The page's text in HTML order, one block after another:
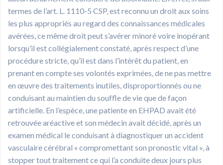
termes de l’art. L. 1110-5 CSP, est reconnu un droit aux soins
les plus appropriés au regard des connaissances médicales
avérées, ce même droit peut s’avérer minoré voire inopérant
lorsqu’il est collégialement constaté, après respect d’une
procédure stricte, qu’il est dans l’intérêt du patient, en
prenant en compte ses volontés exprimées, de ne pas mettre
en œuvre des traitements inutiles, disproportionnés ou ne
conduisant au maintien du souffle de vie que de façon
artificielle. En l’espèce, une patiente en EHPAD avait été
retrouvée aréactive et son médecin avait décidé, après un
examen médical le conduisant à diagnostiquer un accident
vasculaire cérébral « compromettant son pronostic vital », à
stopper tout traitement ce qui l’a conduite deux jours plus